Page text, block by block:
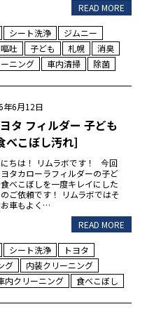
READ MORE
シート洗浄
ジムニー
嘔吐 子ども 札幌
消臭
ニング 車内清掃 除菌
年6月12日
タ フィルダー 子ども
べこぼし汚れ]
にちは！ リムラボです！ 今回
タカローラフィルダーの子ど
べこぼしを一度キレイにした
ご依頼です！ リムラボではそ
車もよく…
READ MORE
シート洗浄
トヨタ
グ
内装クリーニング
内クリーニング 食べこぼし